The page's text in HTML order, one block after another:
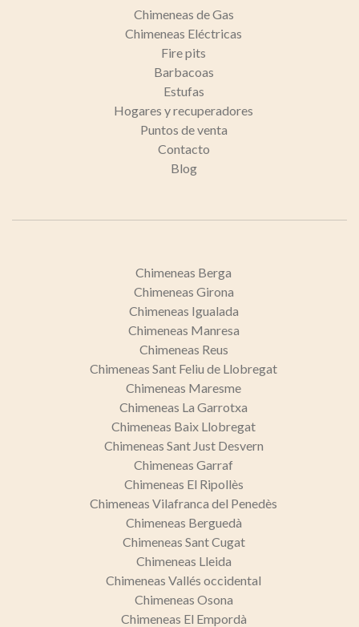
Chimeneas de Gas
Chimeneas Eléctricas
Fire pits
Barbacoas
Estufas
Hogares y recuperadores
Puntos de venta
Contacto
Blog
Chimeneas Berga
Chimeneas Girona
Chimeneas Igualada
Chimeneas Manresa
Chimeneas Reus
Chimeneas Sant Feliu de Llobregat
Chimeneas Maresme
Chimeneas La Garrotxa
Chimeneas Baix Llobregat
Chimeneas Sant Just Desvern
Chimeneas Garraf
Chimeneas El Ripollès
Chimeneas Vilafranca del Penedès
Chimeneas Berguedà
Chimeneas Sant Cugat
Chimeneas Lleida
Chimeneas Vallés occidental
Chimeneas Osona
Chimeneas El Empordà